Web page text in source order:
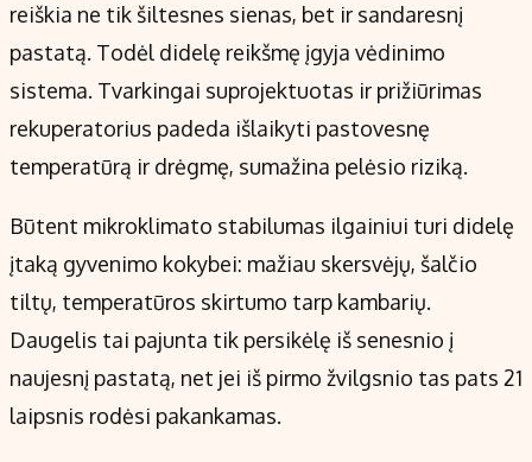
reiškia ne tik šiltesnes sienas, bet ir sandaresnį
pastatą. Todėl didelę reikšmę įgyja vėdinimo
sistema. Tvarkingai suprojektuotas ir prižiūrimas
rekuperatorius padeda išlaikyti pastovesnę
temperatūrą ir drėgmę, sumažina pelėsio riziką.
Būtent mikroklimato stabilumas ilgainiui turi didelę
įtaką gyvenimo kokybei: mažiau skersvėjų, šalčio
tiltų, temperatūros skirtumo tarp kambarių.
Daugelis tai pajunta tik persikėlę iš senesnio į
naujesnį pastatą, net jei iš pirmo žvilgsnio tas pats 21
laipsnis rodėsi pakankamas.